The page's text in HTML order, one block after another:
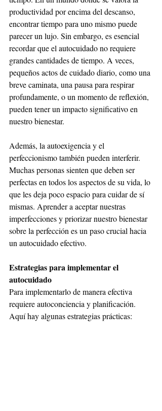
productividad por encima del descanso,
encontrar tiempo para uno mismo puede
parecer un lujo. Sin embargo, es esencial
recordar que el autocuidado no requiere
grandes cantidades de tiempo. A veces,
pequeños actos de cuidado diario, como una
breve caminata, una pausa para respirar
profundamente, o un momento de reflexión,
pueden tener un impacto significativo en
nuestro bienestar.
Además, la autoexigencia y el
perfeccionismo también pueden interferir.
Muchas personas sienten que deben ser
perfectas en todos los aspectos de su vida, lo
que les deja poco espacio para cuidar de sí
mismas. Aprender a aceptar nuestras
imperfecciones y priorizar nuestro bienestar
sobre la perfección es un paso crucial hacia
un autocuidado efectivo.
Estrategias para implementar el
autocuidado
Para implementarlo de manera efectiva
requiere autoconciencia y planificación.
Aquí hay algunas estrategias prácticas: